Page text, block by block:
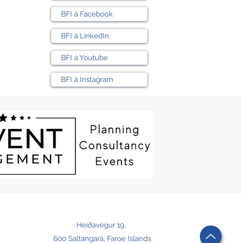
BFI á Facebook
BFI á LinkedIn
BFI á Youtube
BFI á Instagram
Heiðavegur 19,
600 Saltangará, Faroe Islands